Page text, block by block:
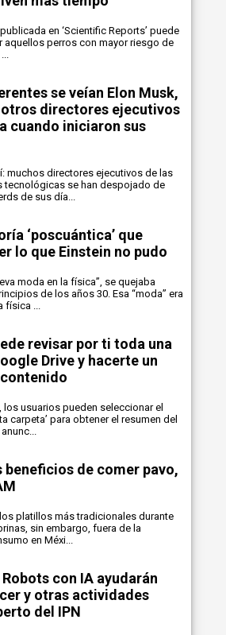
en ‘Scientific Reports’ puede
aquellos perros con mayor riesgo de
se veían Elon Musk,
directores ejecutivos
cuando iniciaron sus
muchos directores ejecutivos de las
tecnológicas se han despojado de
de sus día...
‘poscuántica’ que
lo que Einstein no pudo
moda en la física”, se quejaba
de los años 30. Esa “moda” era
física ...
revisar por ti toda una
Drive y hacerte un
los usuarios pueden seleccionar el
carpeta’ para obtener el resumen del
beneficios de comer pavo,
platillos más tradicionales durante
sin embargo, fuera de la
en Méxi...
con IA ayudarán
y otras actividades
del IPN